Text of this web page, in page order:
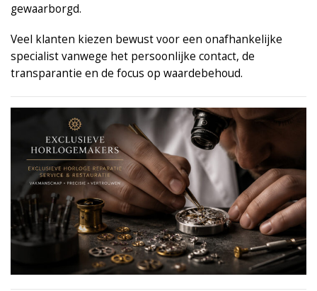
gewaarborgd.
Veel klanten kiezen bewust voor een onafhankelijke
specialist vanwege het persoonlijke contact, de
transparantie en de focus op waardebehoud.